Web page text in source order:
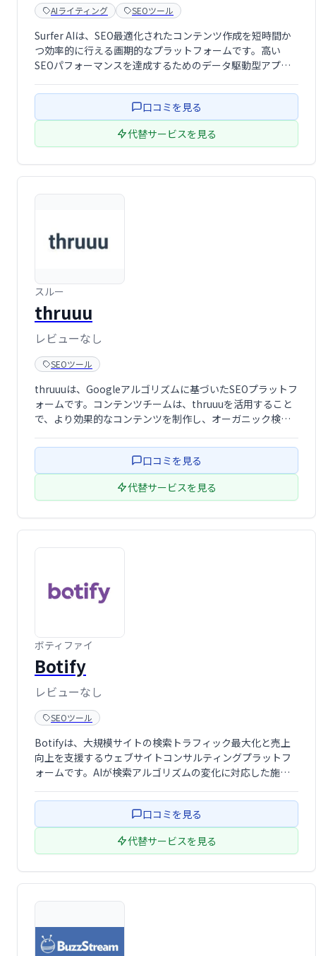
AIライティング SEOツール
Surfer AIは、SEO最適化されたコンテンツ作成を短時間か
つ効率的に行える画期的なプラットフォームです。高い
SEOパフォーマンスを達成するためのデータ駆動型アプロ
なコンテンツ生成機能を提供。
口コミを見る
代替サービスを見る
スルー
thruuu
レビューなし
SEOツール
thruuuは、Googleアルゴリズムに基づいたSEOプラットフ
ォームです。コンテンツチームは、thruuuを活用すること
で、より効果的なコンテンツを制作し、オーガニック検索
ートし、より良い検索順位獲得を支援します。
口コミを見る
代替サービスを見る
ボティファイ
Botify
レビューなし
SEOツール
Botifyは、大規模サイトの検索トラフィック最大化と売上
向上を支援するウェブサイトコンサルティングプラットフ
ォームです。AIが検索アルゴリズムの変化に対応した施策
くのコンテンツや日々生成されるページを持つサイト、移
行を控えるサイトに最適で …口コミを見る
代替サービスを見る